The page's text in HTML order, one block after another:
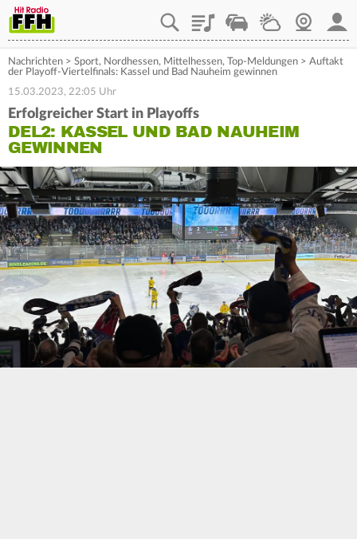
PlaylistStaupilotWetterWebcam
Nachrichten > Sport, Nordhessen, Mittelhessen, Top-Meldungen > Auftakt
der Playoff-Viertelfinals: Kassel und Bad Nauheim gewinnen
15.03.2023, 22:05 Uhr
Erfolgreicher Start in Playoffs
DEL2: KASSEL UND BAD NAUHEIM
GEWINNEN